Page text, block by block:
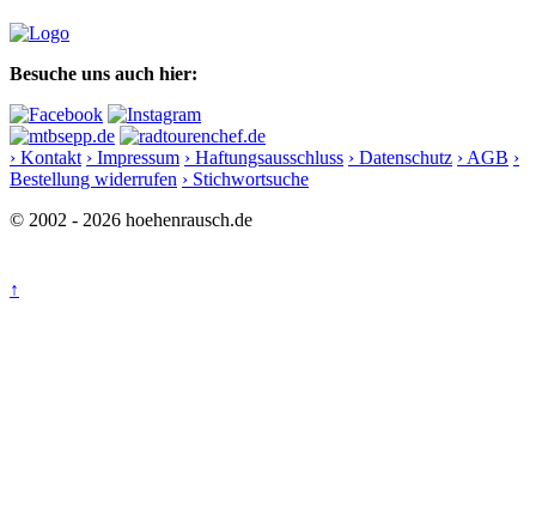
Besuche uns auch hier:
› Kontakt › Impressum › Haftungsausschluss › Datenschutz › AGB ›
Bestellung widerrufen › Stichwortsuche
© 2002 - 2026 hoehenrausch.de
↑